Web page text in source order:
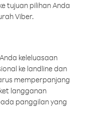
tujuan pilihan Anda
Viber.
keleluasaan
ke landline dan
memperpanjang
langganan
panggilan yang